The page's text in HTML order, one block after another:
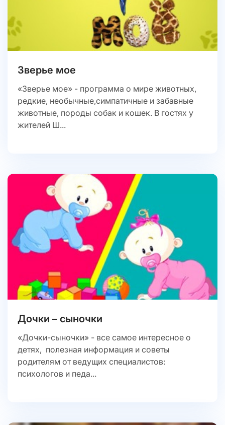
Зверье мое
«Зверье мое» - программа о мире животных,
редкие, необычные,симпатичные и забавные
животные, породы собак и кошек. В гостях у
жителей Ш...
Дочки – сыночки
«Дочки-сыночки» - все самое интересное о
детях, полезная информация и советы
родителям от ведущих специалистов:
психологов и педа...